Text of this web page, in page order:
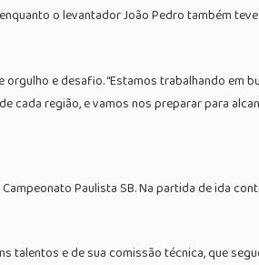
o levantador João Pedro também
e desafio. “Estamos trabalhando em
região, e vamos nos preparar para
Paulista SB. Na partida de ida
talentos e de sua comissão técnica, que